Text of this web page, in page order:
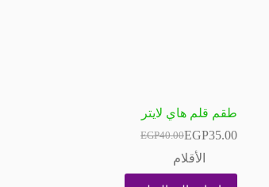
طقم قلم هاي لايتر
EGP40.00
السعر
الأصلي
هو:
EGP35.00
السعر
الحالي
هو:
الأقلام